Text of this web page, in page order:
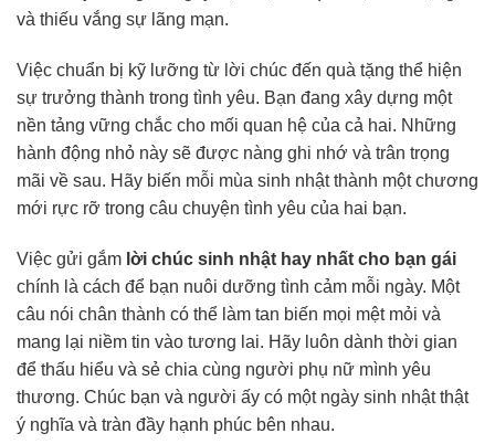
và thiếu vắng sự lãng mạn.
Việc chuẩn bị kỹ lưỡng từ lời chúc đến quà tặng thể hiện
sự trưởng thành trong tình yêu. Bạn đang xây dựng một
nền tảng vững chắc cho mối quan hệ của cả hai. Những
hành động nhỏ này sẽ được nàng ghi nhớ và trân trọng
mãi về sau. Hãy biến mỗi mùa sinh nhật thành một chương
mới rực rỡ trong câu chuyện tình yêu của hai bạn.
Việc gửi gắm lời chúc sinh nhật hay nhất cho bạn gái
chính là cách để bạn nuôi dưỡng tình cảm mỗi ngày. Một
câu nói chân thành có thể làm tan biến mọi mệt mỏi và
mang lại niềm tin vào tương lai. Hãy luôn dành thời gian
để thấu hiểu và sẻ chia cùng người phụ nữ mình yêu
thương. Chúc bạn và người ấy có một ngày sinh nhật thật
ý nghĩa và tràn đầy hạnh phúc bên nhau.